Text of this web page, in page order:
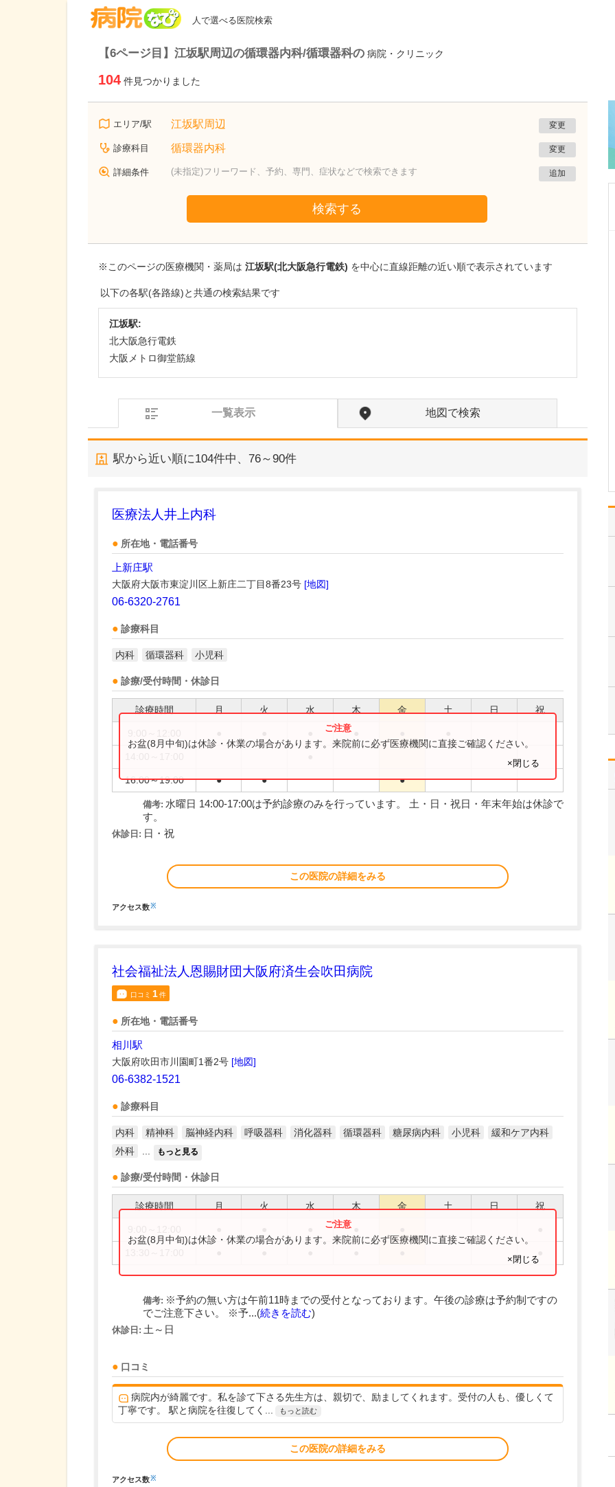
人で選べる医院検索
【6ページ目】江坂駅周辺の循環器内科/循環器科の 病院・クリニック
104 件見つかりました
エリア/駅 江坂駅周辺 変更
診療科目 循環器内科 変更
詳細条件 (未指定)フリーワード、予約、専門、症状などで検索できます 追加
検索する
※このページの医療機関・薬局は 江坂駅(北大阪急行電鉄) を中心に直線距離の近い順で表示されています
以下の各駅(各路線)と共通の検索結果です
江坂駅:
北大阪急行電鉄
大阪メトロ御堂筋線
一覧表示 地図で検索
駅から近い順に104件中、 76～90件
医療法人井上内科
所在地・電話番号
上新庄駅
大阪府大阪市東淀川区上新庄二丁目8番23号 [地図]
06-6320-2761
診療科目
内科 循環器科 小児科
診療/受付時間・休診日
診療時間 月 火 水 木 金 土 日 祝
16:00～19:00 ● ● ●
お盆(8月中旬)は休診・休業の場合があります。来院前に必ず医療機関に直接ご確認ください。
×閉じる
備考: 水曜日 14:00-17:00は予約診療のみを行っています。 土・日・祝日・年末年始は休診で
す。
休診日: 日・祝
この医院の詳細をみる
アクセス数※
社会福祉法人恩賜財団大阪府済生会吹田病院
口コミ 1件
所在地・電話番号
相川駅
大阪府吹田市川園町1番2号 [地図]
06-6382-1521
診療科目
内科 精神科 脳神経内科 呼吸器科 消化器科 循環器科 糖尿病内科 小児科
緩和ケア内科
外科
もっと見る
診療/受付時間・休診日
診療時間 月 火 水 木 金 土 日 祝
お盆(8月中旬)は休診・休業の場合があります。来院前に必ず医療機関に直接ご確認ください。
×閉じる
備考: ※予約の無い方は午前11時までの受付となっております。午後の診療は予約制ですの
でご注意下さい。 ※予...(続きを読む)
休診日: 土～日
口コミ
病院内が綺麗です。私を診て下さる先生方は、親切で、励ましてくれます。受付の人も、優しくて
丁寧です。 駅と病院を往復してく...
もっと読む
この医院の詳細をみる
アクセス数※
埼玉県さいたま市浦和区
須賀医院 駅前ハートクリニック
ような診療の流れで対応されているのでしょう
を詳しくお伺いします。
診は大事ですが、とくに